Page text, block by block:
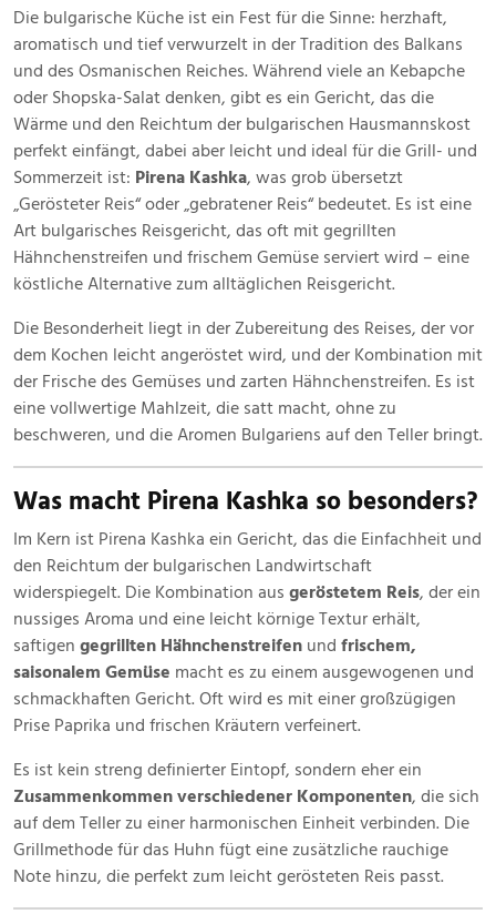
Juli
2025
Die bulgarische Küche ist ein Fest für die Sinne: herzhaft,
aromatisch und tief verwurzelt in der Tradition des Balkans
und des Osmanischen Reiches. Während viele an Kebapche
oder Shopska-Salat denken, gibt es ein Gericht, das die
Wärme und den Reichtum der bulgarischen Hausmannskost
perfekt einfängt, dabei aber leicht und ideal für die Grill- und
Sommerzeit ist: Pirena Kashka, was grob übersetzt
„Gerösteter Reis“ oder „gebratener Reis“ bedeutet. Es ist eine
Art bulgarisches Reisgericht, das oft mit gegrillten
Hähnchenstreifen und frischem Gemüse serviert wird – eine
köstliche Alternative zum alltäglichen Reisgericht.
Die Besonderheit liegt in der Zubereitung des Reises, der vor
dem Kochen leicht angeröstet wird, und der Kombination mit
der Frische des Gemüses und zarten Hähnchenstreifen. Es ist
eine vollwertige Mahlzeit, die satt macht, ohne zu
beschweren, und die Aromen Bulgariens auf den Teller bringt.
Was macht Pirena Kashka so besonders?
Im Kern ist Pirena Kashka ein Gericht, das die Einfachheit und
den Reichtum der bulgarischen Landwirtschaft
widerspiegelt. Die Kombination aus geröstetem Reis, der ein
nussiges Aroma und eine leicht körnige Textur erhält,
saftigen gegrillten Hähnchenstreifen und frischem,
saisonalem Gemüse macht es zu einem ausgewogenen und
schmackhaften Gericht. Oft wird es mit einer großzügigen
Prise Paprika und frischen Kräutern verfeinert.
Es ist kein streng definierter Eintopf, sondern eher ein
Zusammenkommen verschiedener Komponenten, die sich
auf dem Teller zu einer harmonischen Einheit verbinden. Die
Grillmethode für das Huhn fügt eine zusätzliche rauchige
Note hinzu, die perfekt zum leicht gerösteten Reis passt.